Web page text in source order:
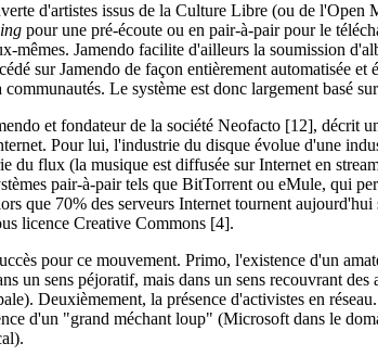
d'artistes issus de la Culture Libre (ou de
pour une pré-écoute ou en pair-à-pair pour le
mêmes. Jamendo facilite d'ailleurs la soumission
sur Jamendo de façon entièrement automatisée et
communautés. Le système est donc largement basé
et fondateur de la société Neofacto [12], décrit
Pour lui, l'industrie du disque évolue d'une
du flux (la musique est diffusée sur Internet en
pair-à-pair tels que BitTorrent ou eMule, qui
que 70% des serveurs Internet tournent
licence Creative Commons [4].
pour ce mouvement. Primo, l'existence d'un
un sens péjoratif, mais dans un sens recouvrant
Deuxièmement, la présence d'activistes en
d'un "grand méchant loup" (Microsoft dans le